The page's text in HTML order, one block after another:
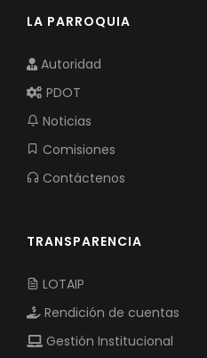
LA PARROQUIA
Autoridad
PDOT
Noticias
Comisiones
Contáctenos
TRANSPARENCIA
LOTAIP
Rendición de cuentas
Gestión Institucional